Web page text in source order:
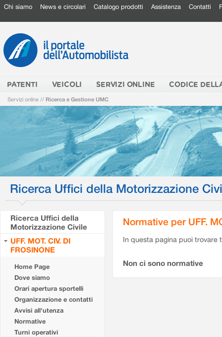
Chi siamo News e circolari Catalogo prodotti Assistenza Contatti
PATENTI VEICOLI SERVIZI ONLINE CODICE
Servizi online // Ricerca e Gestione UMC
Ricerca Uffici della Motorizzazione
Ricerca Uffici della
Motorizzazione Civile
UFF. MOT. CIV. DI
FROSINONE
Home Page
Dove siamo
Orari apertura sportelli
Organizzazione e contatti
Avvisi all'utenza
Normative
Turni operativi
Normative per UFF.
In questa pagina puoi
Non ci sono normative